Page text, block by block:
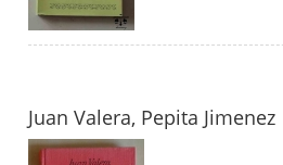
Juan Valera, Pepita Jimenez